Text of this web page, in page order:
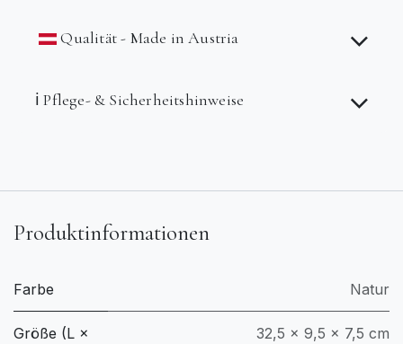
Qualität - Made in Austria
ℹ️ Pflege- & Sicherheitshinweise
Produktinformationen
Farbe Natur
Größe (L ×
32,5 × 9,5 × 7,5 cm